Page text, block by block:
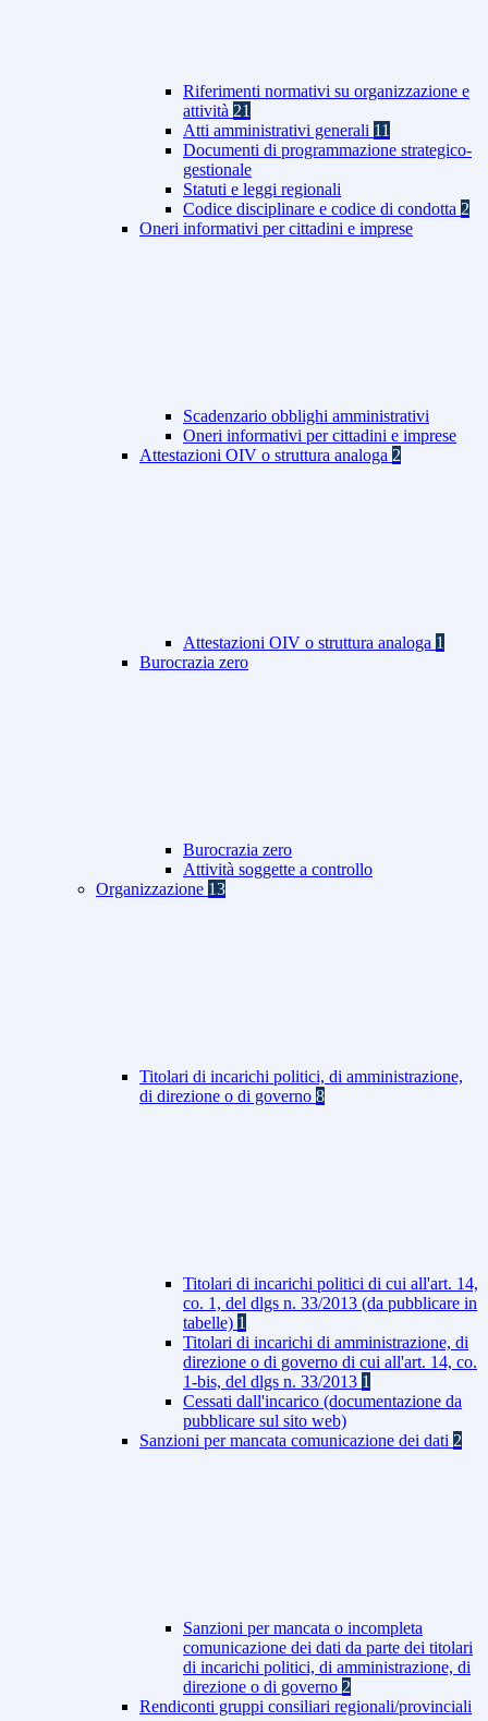
Riferimenti normativi su organizzazione e
attività 21
Atti amministrativi generali 11
Documenti di programmazione strategico-
gestionale
Statuti e leggi regionali
Codice disciplinare e codice di condotta 2
Oneri informativi per cittadini e imprese
Scadenzario obblighi amministrativi
Oneri informativi per cittadini e imprese
Attestazioni OIV o struttura analoga 2
Attestazioni OIV o struttura analoga 1
Burocrazia zero
Burocrazia zero
Attività soggette a controllo
Organizzazione 13
Titolari di incarichi politici, di amministrazione,
di direzione o di governo 8
Titolari di incarichi politici di cui all'art. 14,
co. 1, del dlgs n. 33/2013 (da pubblicare in
tabelle) 1
Titolari di incarichi di amministrazione, di
direzione o di governo di cui all'art. 14, co.
1-bis, del dlgs n. 33/2013 1
Cessati dall'incarico (documentazione da
pubblicare sul sito web)
Sanzioni per mancata comunicazione dei dati 2
Sanzioni per mancata o incompleta
comunicazione dei dati da parte dei titolari
di incarichi politici, di amministrazione, di
direzione o di governo 2
Rendiconti gruppi consiliari regionali/provinciali